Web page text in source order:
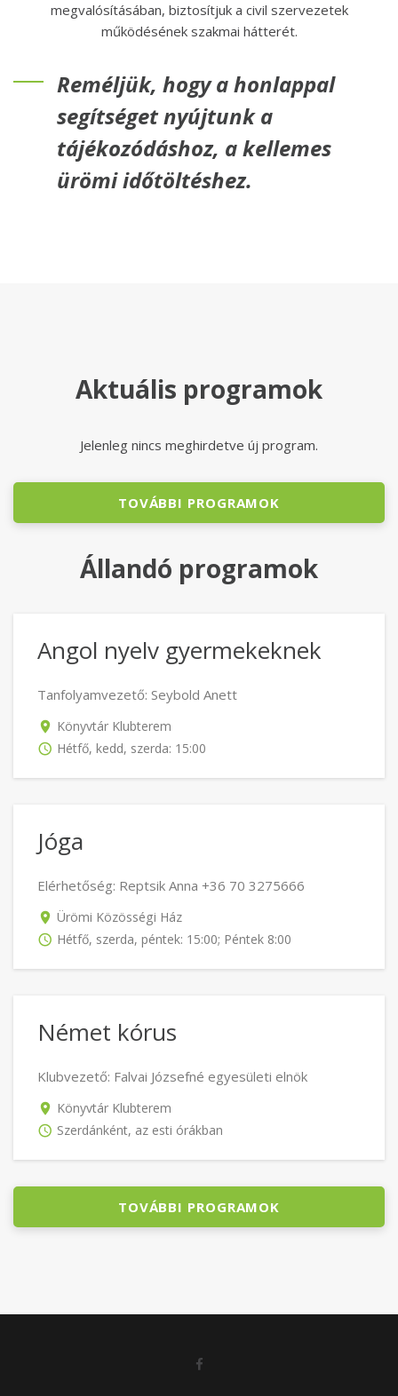
megvalósításában, biztosítjuk a civil szervezetek
működésének szakmai hátterét.
Reméljük, hogy a honlappal
segítséget nyújtunk a
tájékozódáshoz, a kellemes
ürömi időtöltéshez.
Aktuális programok
Jelenleg nincs meghirdetve új program.
TOVÁBBI PROGRAMOK
Állandó programok
Angol nyelv gyermekeknek
Tanfolyamvezető: Seybold Anett
Könyvtár Klubterem
Hétfő, kedd, szerda: 15:00
Jóga
Elérhetőség: Reptsik Anna +36 70 3275666
Ürömi Közösségi Ház
Hétfő, szerda, péntek: 15:00; Péntek 8:00
Német kórus
Klubvezető: Falvai Józsefné egyesületi elnök
Könyvtár Klubterem
Szerdánként, az esti órákban
TOVÁBBI PROGRAMOK